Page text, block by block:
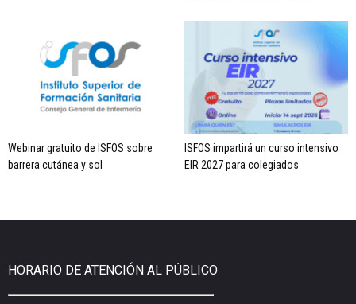
Webinar gratuito de ISFOS sobre
barrera cutánea y sol
ISFOS impartirá un curso intensivo
EIR 2027 para colegiados
HORARIO DE ATENCIÓN AL PÚBLICO